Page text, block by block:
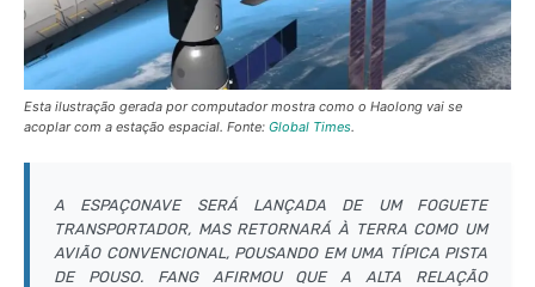
Esta ilustração gerada por computador mostra como o Haolong vai se
acoplar com a estação espacial. Fonte: Global Times.
A ESPAÇONAVE SERÁ LANÇADA DE UM FOGUETE
TRANSPORTADOR, MAS RETORNARÁ À TERRA COMO UM
AVIÃO CONVENCIONAL, POUSANDO EM UMA TÍPICA PISTA
DE POUSO. FANG AFIRMOU QUE A ALTA RELAÇÃO